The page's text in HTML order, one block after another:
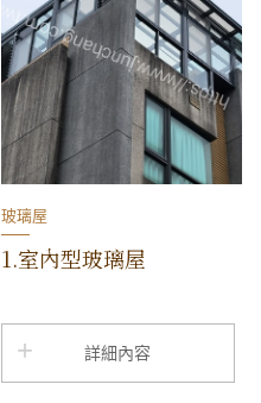
玻璃屋
1.室內型玻璃屋
詳細內容